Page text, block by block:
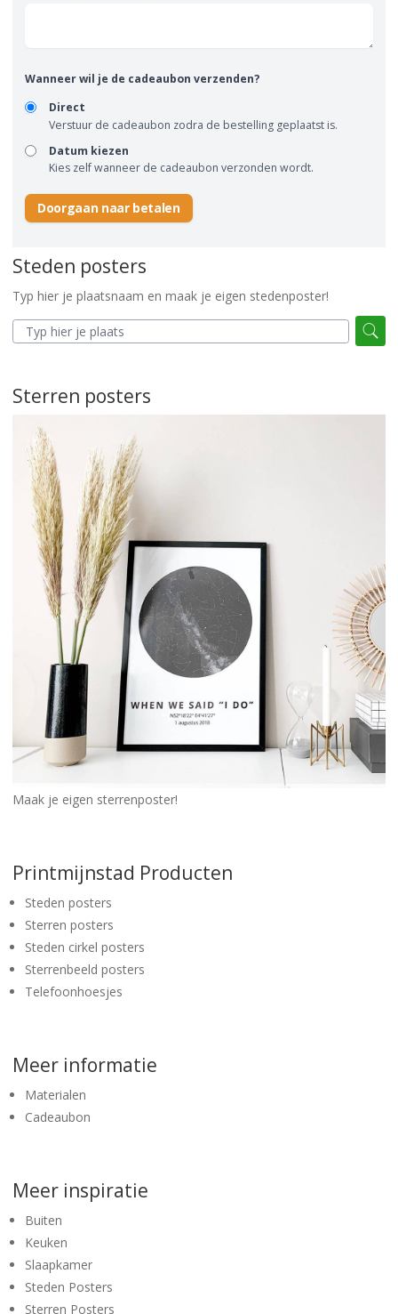
Wanneer wil je de cadeaubon verzenden?
Direct
Verstuur de cadeaubon zodra de bestelling geplaatst is.
Datum kiezen
Kies zelf wanneer de cadeaubon verzonden wordt.
Doorgaan naar betalen
Steden posters
Typ hier je plaatsnaam en maak je eigen stedenposter!
Sterren posters
Maak je eigen sterrenposter!
Printmijnstad Producten
Steden posters
Sterren posters
Steden cirkel posters
Sterrenbeeld posters
Telefoonhoesjes
Meer informatie
Materialen
Cadeaubon
Meer inspiratie
Buiten
Keuken
Slaapkamer
Steden Posters
Sterren Posters